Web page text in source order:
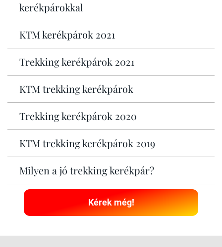
kerékpárokkal
KTM kerékpárok 2021
Trekking kerékpárok 2021
KTM trekking kerékpárok
Trekking kerékpárok 2020
KTM trekking kerékpárok 2019
Milyen a jó trekking kerékpár?
Kérek még!